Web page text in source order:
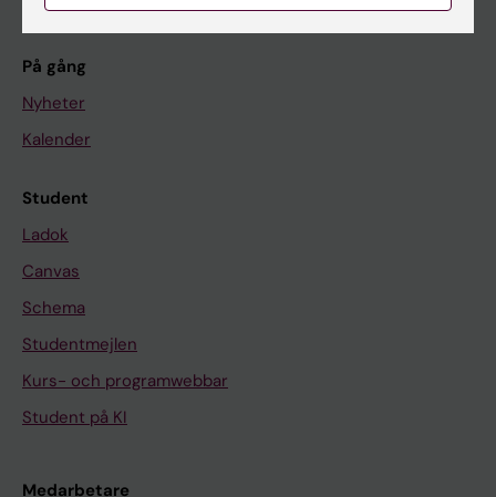
På gång
Nyheter
Kalender
Student
Ladok
Canvas
Schema
Studentmejlen
Kurs- och programwebbar
Student på KI
Medarbetare